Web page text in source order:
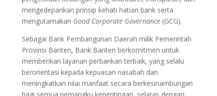
mengedepankan prinsip kehati hatian bank serta
mengutamakan Good Corporate Governance(GCG).
Sebagai Bank Pembangunan Daerah milik Pemerintah
Provinsi Banten, Bank Banten berkomitmen untuk
memberikan layanan perbankan terbaik, yang selalu
berorientasi kepada kepuasan nasabah dan
meningkatkan nilai manfaat secara berkesinambungan